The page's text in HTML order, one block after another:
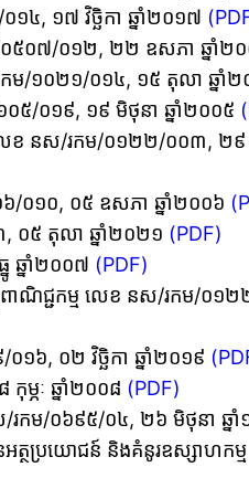
៤, ១៧ វិច្ឆិកា ឆ្នាំ២០១៧
ម/០៥០៧/០១២, ២២ ឧសភា ឆ្នាំ២
រកម/១០២១/០១៤, ១៥ តុលា ឆ្នាំ
៥/០១៩, ១៩ មិថុនា ឆ្នាំ២០០៥
លេខ នស/រកម/០១២២/០០៣, ២៩
០៦/០១០, ០៥ ឧសភា ឆ្នាំ២០០៦
, ០៥ តុលា ឆ្នាំ២០២១ (PDF)
ឆ្នាំ២០០៧ (PDF)
ជីពាណិជ្ជកម្ម លេខ នស/រកម/០
០១៦, ០២ វិច្ឆិកា ឆ្នាំ២០១៩
ម្ភៈ ឆ្នាំ២០០៨ (PDF)
/រកម/០៦៩៥/០៤, ២៦ មិថុនា ឆ្ន
នអត្ថប្រយោជន៍ និងគំនូរឧស្សាហ